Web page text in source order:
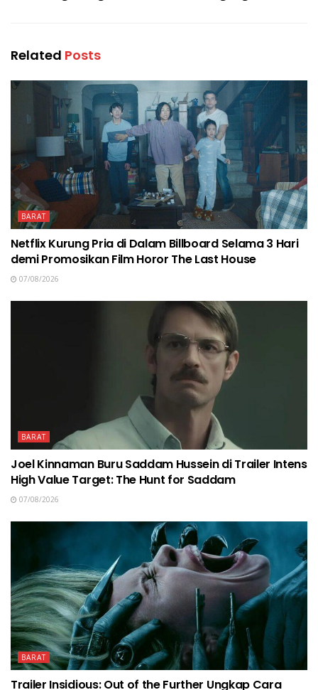
Related Posts
BARAT
Netflix Kurung Pria di Dalam Billboard Selama 3 Hari
demi Promosikan Film Horor The Last House
07/08/2026
BARAT
Joel Kinnaman Buru Saddam Hussein di Trailer Intens
High Value Target: The Hunt for Saddam
07/08/2026
BARAT
Trailer Insidious: Out of the Further Ungkap Cara